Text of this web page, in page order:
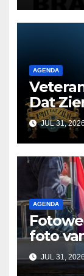
AGENDA
Dat
JUL 31, 2026
AGENDA
foto
JUL 31,